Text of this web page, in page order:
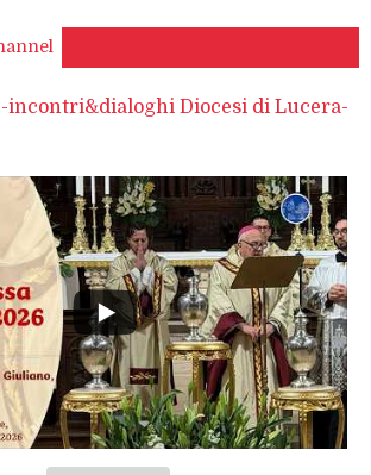
incontri&dialoghi Diocesi di Lucera-